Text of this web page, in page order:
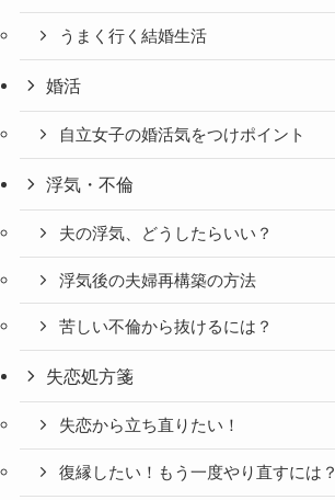
うまく行く結婚生活
婚活
自立女子の婚活気をつけポイント
浮気・不倫
夫の浮気、どうしたらいい？
浮気後の夫婦再構築の方法
苦しい不倫から抜けるには？
失恋処方箋
失恋から立ち直りたい！
復縁したい！もう一度やり直すには？